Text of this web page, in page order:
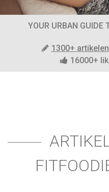
BUSINESS
YOUR URBAN GUIDE
1300+ artikelen
16000+